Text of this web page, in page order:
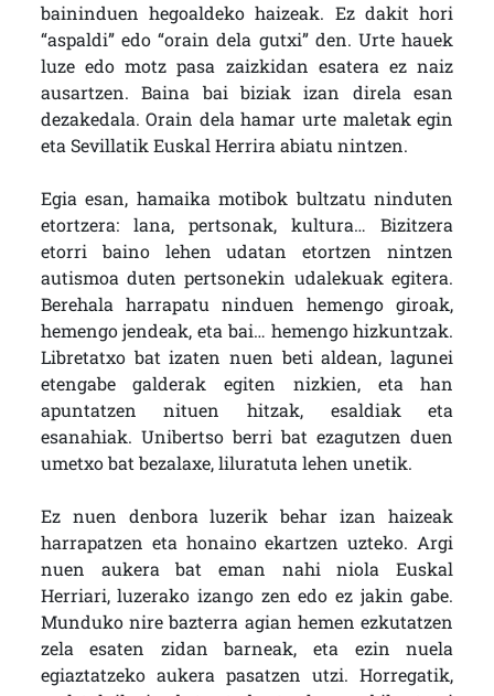
baininduen hegoaldeko haizeak. Ez dakit hori
“aspaldi” edo “orain dela gutxi” den. Urte hauek
luze edo motz pasa zaizkidan esatera ez naiz
ausartzen. Baina bai biziak izan direla esan
dezakedala. Orain dela hamar urte maletak egin
eta Sevillatik Euskal Herrira abiatu nintzen.
Egia esan, hamaika motibok bultzatu ninduten
etortzera: lana, pertsonak, kultura… Bizitzera
etorri baino lehen udatan etortzen nintzen
autismoa duten pertsonekin udalekuak egitera.
Berehala harrapatu ninduen hemengo giroak,
hemengo jendeak, eta bai… hemengo hizkuntzak.
Libretatxo bat izaten nuen beti aldean, lagunei
etengabe galderak egiten nizkien, eta han
apuntatzen nituen hitzak, esaldiak eta
esanahiak. Unibertso berri bat ezagutzen duen
umetxo bat bezalaxe, liluratuta lehen unetik.
Ez nuen denbora luzerik behar izan haizeak
harrapatzen eta honaino ekartzen uzteko. Argi
nuen aukera bat eman nahi niola Euskal
Herriari, luzerako izango zen edo ez jakin gabe.
Munduko nire bazterra agian hemen ezkutatzen
zela esaten zidan barneak, eta ezin nuela
egiaztatzeko aukera pasatzen utzi. Horregatik,